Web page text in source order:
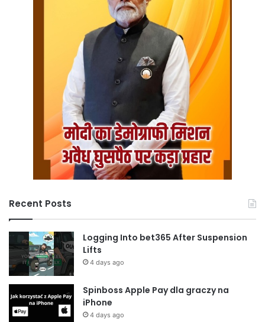
Recent Posts
Logging Into bet365 After Suspension
Lifts
4 days ago
Spinboss Apple Pay dla graczy na
iPhone
4 days ago